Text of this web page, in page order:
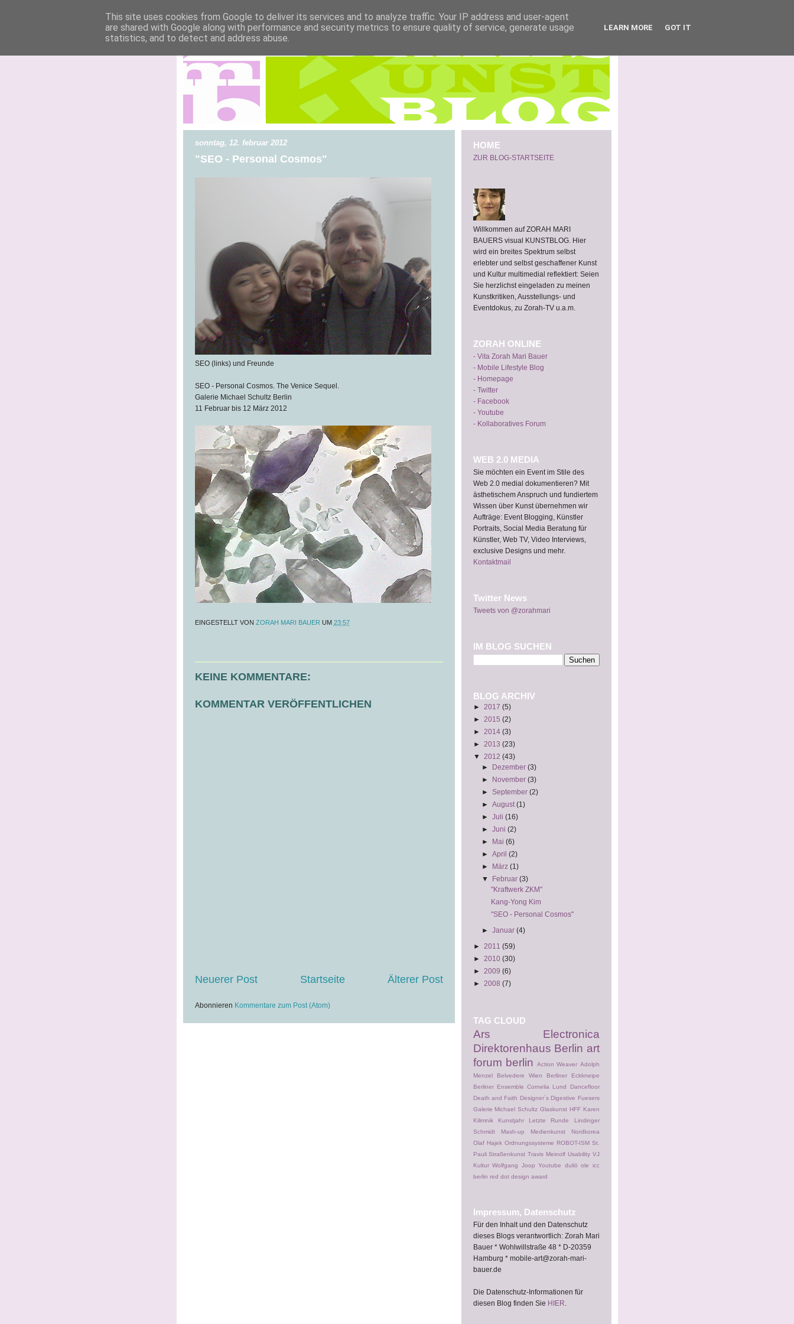
sonntag, 12. februar 2012
"SEO - Personal Cosmos"
SEO (links) und Freunde
SEO - Personal Cosmos. The Venice Sequel.
Galerie Michael Schultz Berlin
11 Februar bis 12 März 2012
EINGESTELLT VON ZORAH MARI BAUER UM 23:57
KEINE KOMMENTARE:
KOMMENTAR VERÖFFENTLICHEN
Neuerer Post Älterer Post
Startseite
Abonnieren Kommentare zum Post (Atom)
HOME
ZUR BLOG-STARTSEITE
Willkommen auf ZORAH MARI
BAUERS visual KUNSTBLOG. Hier
wird ein breites Spektrum selbst
erlebter und selbst geschaffener Kunst
und Kultur multimedial reflektiert: Seien
Sie herzlichst eingeladen zu meinen
Kunstkritiken, Ausstellungs- und
Eventdokus, zu Zorah-TV u.a.m.
ZORAH ONLINE
- Vita Zorah Mari Bauer
- Mobile Lifestyle Blog
- Homepage
- Twitter
- Facebook
- Youtube
- Kollaboratives Forum
WEB 2.0 MEDIA
Sie möchten ein Event im Stile des
Web 2.0 medial dokumentieren? Mit
ästhetischem Anspruch und fundiertem
Wissen über Kunst übernehmen wir
Aufträge: Event Blogging, Künstler
Portraits, Social Media Beratung für
Künstler, Web TV, Video Interviews,
exclusive Designs und mehr.
Kontaktmail
Twitter News
Tweets von @zorahmari
IM BLOG SUCHEN
BLOG ARCHIV
► 2017 (5)
► 2015 (2)
► 2014 (3)
► 2013 (23)
▼ 2012 (43)
►
Dezember (3)
►
November (3)
► September (2)
► August(1)
► Juli (16)
► Juni (2)
►
Mai (6)
► April (2)
►
März (1)
▼
Februar (3)
"Kraftwerk ZKM"
Kang-Yong Kim
"SEO - Personal Cosmos"
► Januar (4)
► 2011 (59)
► 2010 (30)
► 2009 (6)
► 2008 (7)
TAG CLOUD
Ars Electronica
Direktorenhaus Berlin art
forum berlin
Action Weaver Adolph
Menzel
Belvedere Wien
Berliner Eckkneipe
Berliner Ensemble Cornelia Lund
Dancefloor
Death and Faith Designer´s Digestive Fuesers
Galerie Michael Schultz Glaskunst HFF Karen
Kilimnik
Kunstjahr Letzte Runde
Lindinger
Schmidt
Mash-up Medienkunst
Nordkorea
Olaf Hajek Ordnungssysteme ROBOT-ISM St.
Pauli Straßenkunst Travis Meinolf Usability VJ
Kultur Wolfgang Joop Youtube duliö ole
icc
berlin red dot design award
Impressum, Datenschutz
Für den Inhalt und den Datenschutz
dieses Blogs verantwortlich: Zorah Mari
Bauer * Wohlwillstraße 48 * D-20359
Hamburg * mobile-art@zorah-mari-
bauer.de
Die Datenschutz-Informationen für
diesen Blog finden Sie HIER.
This site uses cookies from Google to deliver its services and to analyze traffic. Your IP address and user-agent
are shared with Google along with performance and security metrics to ensure quality of service, generate usage
statistics, and to detect and address abuse.
LEARN MORE GOT IT